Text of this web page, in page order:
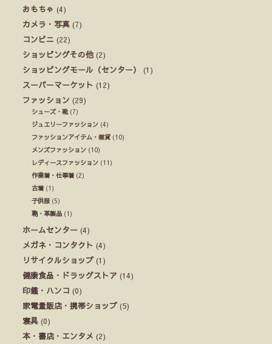
おもちゃ (4)
カメラ・写真 (7)
コンビニ (22)
ショッピングその他 (2)
ショッピングモール（センター）
(1)
スーパーマーケット (12)
ファッション (29)
シューズ・靴(7)
ジュエリーファッション (4)
ファッションアイテム・雑貨 (10)
メンズファッション (10)
レディースファッション (11)
作業着・仕事着 (2)
古着 (1)
子供服 (5)
鞄・革製品 (1)
ホームセンター (4)
メガネ・コンタクト (4)
リサイクルショップ (1)
健康食品・ドラッグストア (14)
印鑑・ハンコ (0)
家電量販店・携帯ショップ (5)
寝具 (0)
本・書店・エンタメ (2)